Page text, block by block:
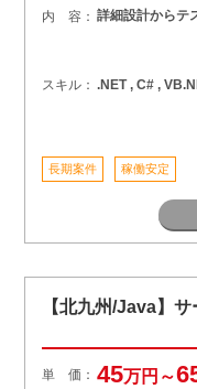
内 容： 詳細設計からテ
スキル： .NET , C# ,
長期案件 稼働安定
【北九州/Java】
単 価： 45万円～